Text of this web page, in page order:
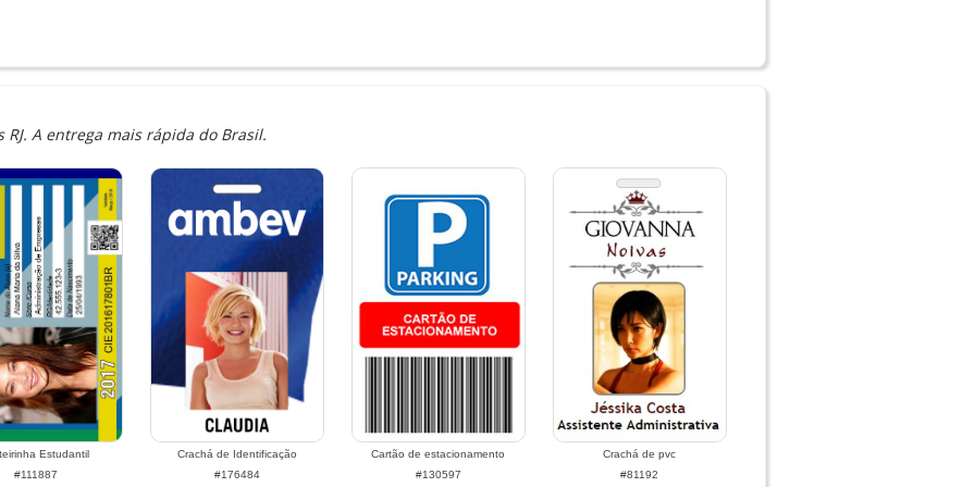
A entrega mais rápida do Brasil.
Estudantil
#111887
Crachá de Identificação
#176484
Cartão de estacionamento
#130597
Crachá de pvc
#81192